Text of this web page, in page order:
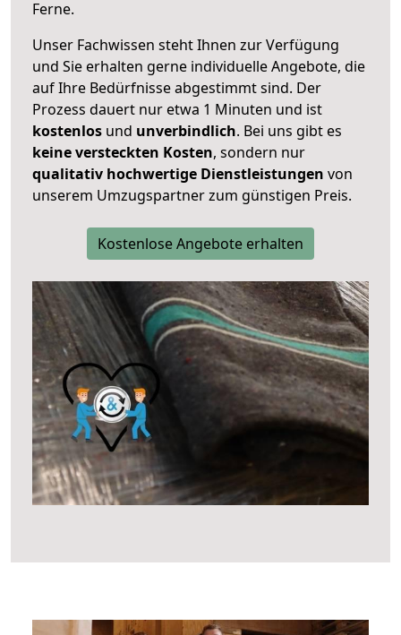
Ferne.
Unser Fachwissen steht Ihnen zur Verfügung
und Sie erhalten gerne individuelle Angebote, die
auf Ihre Bedürfnisse abgestimmt sind. Der
Prozess dauert nur etwa 1 Minuten und ist
kostenlos und unverbindlich. Bei uns gibt es
keine versteckten Kosten, sondern nur
qualitativ hochwertige Dienstleistungen von
unserem Umzugspartner zum günstigen Preis.
Kostenlose Angebote erhalten